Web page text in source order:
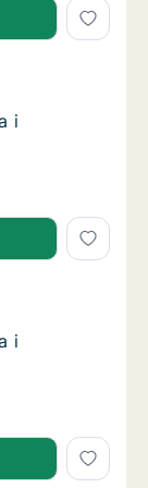
i Linköping,
i Linköping,
i
i Linköping,
i Linköping,
i Linköping,
i
i Linköping,